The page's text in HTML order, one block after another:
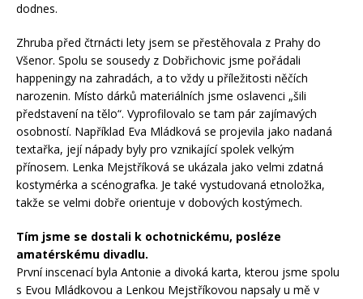
dodnes.
Zhruba před čtrnácti lety jsem se přestěhovala z Prahy do
Všenor. Spolu se sousedy z Dobřichovic jsme pořádali
happeningy na zahradách, a to vždy u příležitosti něčích
narozenin. Místo dárků materiálních jsme oslavenci „šili
představení na tělo“. Vyprofilovalo se tam pár zajímavých
osobností. Například Eva Mládková se projevila jako nadaná
textařka, její nápady byly pro vznikající spolek velkým
přínosem. Lenka Mejstříková se ukázala jako velmi zdatná
kostymérka a scénografka. Je také vystudovaná etnoložka,
takže se velmi dobře orientuje v dobových kostýmech.
Tím jsme se dostali k ochotnickému, posléze
amatérskému divadlu.
První inscenací byla Antonie a divoká karta, kterou jsme spolu
s Evou Mládkovou a Lenkou Mejstříkovou napsaly u mě v